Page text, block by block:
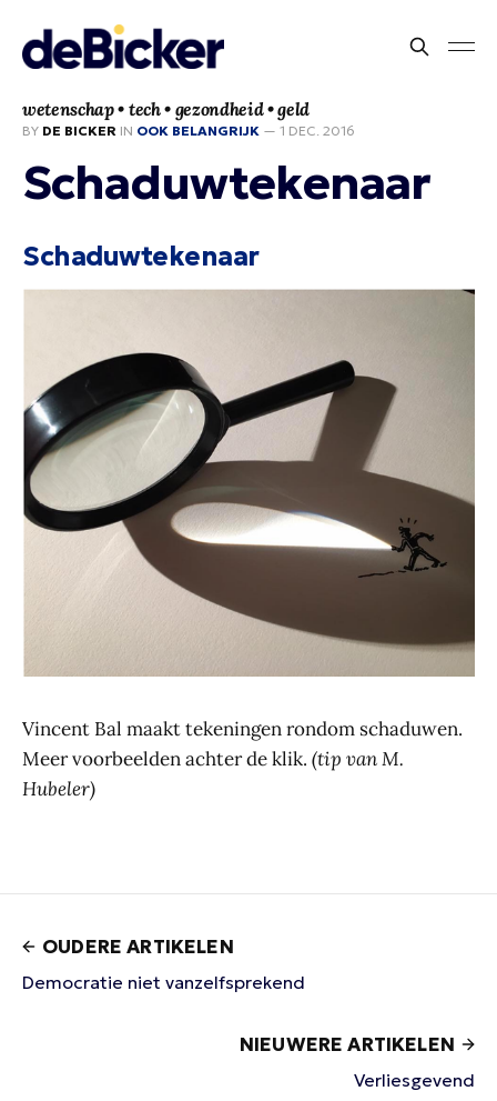
wetenschap • tech • gezondheid • geld
BY DE BICKER IN OOK BELANGRIJK — 1 DEC. 2016
Schaduwtekenaar
Schaduwtekenaar
Vincent Bal maakt tekeningen rondom schaduwen.
Meer voorbeelden achter de klik. (tip van M.
Hubeler)
OUDERE ARTIKELEN
Democratie niet vanzelfsprekend
NIEUWERE ARTIKELEN
Verliesgevend